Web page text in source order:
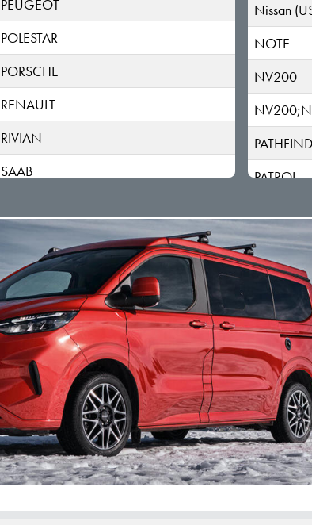
PEUGEOT
POLESTAR
PORSCHE
RENAULT
RIVIAN
SAAB
SERES
SKODA
SKYWELL
SMART
STREETSCOOTER
SUBARU
SUZUKI
TESLA
Nissan
NOTE
NV200
PATROL
PIXO
PRIMERA
PULSAR
Sentra
TERRANO
TIIDA